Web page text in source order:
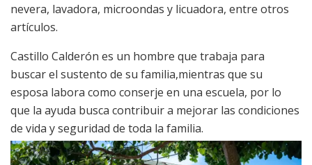
nevera, lavadora, microondas y licuadora, entre otros
artículos.
Castillo Calderón es un hombre que trabaja para
buscar el sustento de su familia,mientras que su
esposa labora como conserje en una escuela, por lo
que la ayuda busca contribuir a mejorar las condiciones
de vida y seguridad de toda la familia.